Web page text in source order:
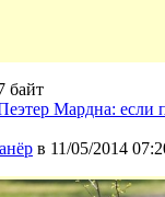
байт
Мардна: если
в 11/05/2014